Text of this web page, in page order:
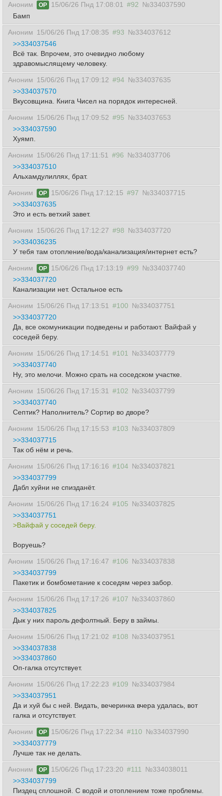
Аноним OP 15/06/26 Пнд 17:08:01 #92 №334037590
Бамп
Аноним 15/06/26 Пнд 17:08:35 #93 №334037612
>>334037546
Всё так. Впрочем, это очевидно любому
здравомыслящему человеку.
Аноним 15/06/26 Пнд 17:09:12 #94 №334037635
>>334037570
Вкусовщина. Книга Чисел на порядок интересней.
Аноним 15/06/26 Пнд 17:09:52 #95 №334037653
>>334037590
Хуямп.
Аноним 15/06/26 Пнд 17:11:51 #96 №334037706
>>334037510
Альхамдулиллях, брат.
Аноним OP 15/06/26 Пнд 17:12:15 #97 №334037715
>>334037635
Это и есть ветхий завет.
Аноним 15/06/26 Пнд 17:12:27 #98 №334037720
>>334036235
У тебя там отопление/вода/канализация/интернет есть?
Аноним OP 15/06/26 Пнд 17:13:19 #99 №334037740
>>334037720
Канализации нет. Остальное есть
Аноним 15/06/26 Пнд 17:13:51 #100 №334037751
>>334037720
Да, все окомуникации подведены и работают. Вайфай у
соседей беру.
Аноним 15/06/26 Пнд 17:14:51 #101
№334037779
>>334037740
Ну, это мелочи. Можно срать на соседском участке.
Аноним 15/06/26 Пнд 17:15:31 #102 №334037799
>>334037740
Септик? Наполнитель? Сортир во дворе?
Аноним 15/06/26 Пнд 17:15:53 #103 №334037809
>>334037715
Так об нём и речь.
Аноним 15/06/26 Пнд 17:16:16 #104 №334037821
>>334037799
Дабл хуйни не спизданёт.
Аноним 15/06/26 Пнд 17:16:24 #105 №334037825
>>334037751
>Вайфай у соседей беру.
Воруешь?
Аноним 15/06/26 Пнд 17:16:47 #106 №334037838
>>334037799
Пакетик и бомбометание к соседям через забор.
Аноним 15/06/26 Пнд 17:17:26 #107 №334037860
>>334037825
Дык у них пароль дефолтный. Беру в займы.
Аноним 15/06/26 Пнд 17:21:02 #108 №334037951
>>334037838
>>334037860
Оп-галка отсутствует.
Аноним 15/06/26 Пнд 17:22:23 #109 №334037984
>>334037951
Да и хуй бы с ней. Видать, вечеринка вчера удалась, вот
галка и отсутствует.
Аноним OP 15/06/26 Пнд 17:22:34 #110 №334037990
>>334037779
Лучше так не делать.
Аноним OP 15/06/26 Пнд 17:23:20 #111
№334038011
>>334037799
Пиздец сплошной. С водой и отоплением тоже проблемы.